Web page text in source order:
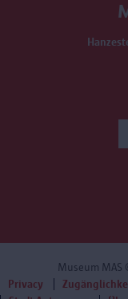
Museum MAS
Privacy